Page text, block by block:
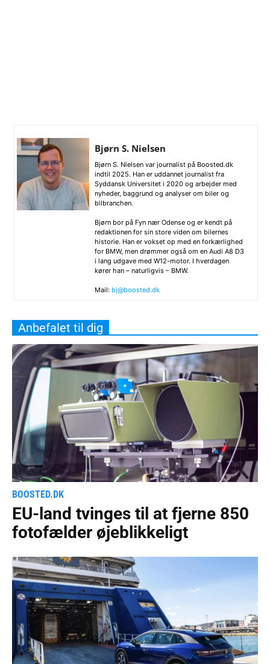
Bjørn S. Nielsen
Bjørn S. Nielsen var journalist på Boosted.dk
indtil 2025. Han er uddannet journalist fra
Syddansk Universitet i 2020 og arbejder med
nyheder, baggrund og analyser om biler og
bilbranchen.
Bjørn bor på Fyn nær Odense og er kendt på
redaktionen for sin store viden om bilernes
historie. Han er vokset op med en forkærlighed
for BMW, men drømmer også om en Audi A8 D3
i lang udgave med W12-motor. I hverdagen
kører han – naturligvis – BMW.
Mail: bj@boosted.dk